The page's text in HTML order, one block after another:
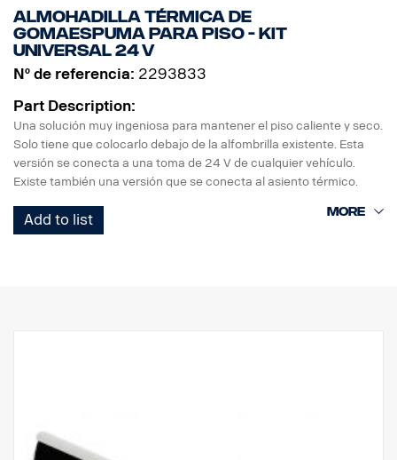
Almohadilla térmica de
gomaespuma para piso - kit
universal 24 V
Nº de referencia: 2293833
Part Description:
Una solución muy ingeniosa para mantener el piso caliente y seco.
Solo tiene que colocarlo debajo de la alfombrilla existente. Esta
versión se conecta a una toma de 24 V de cualquier vehículo.
Existe también una versión que se conecta al asiento térmico.
como en el del acompañante.
Add to list